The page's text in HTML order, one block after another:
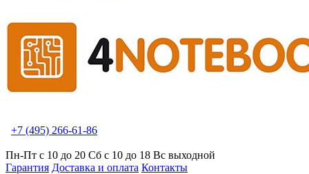
+7 (495) 266-61-86
Пн-Пт с 10 до 20 Сб с 10 до 18 Вс выходной
Гарантия Доставка и оплата Контакты